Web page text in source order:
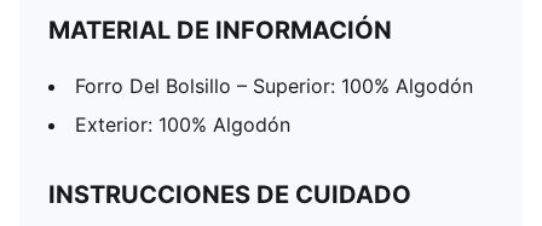
MATERIAL DE INFORMACIÓN
Forro Del Bolsillo – Superior: 100% Algodón
Exterior: 100% Algodón
INSTRUCCIONES DE CUIDADO